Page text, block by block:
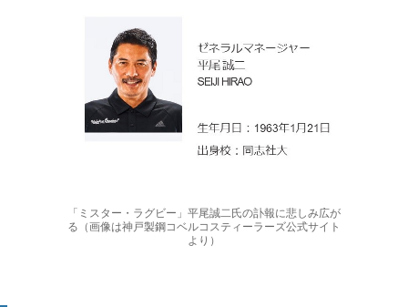
「ミスター・ラグビー」平尾誠二氏の訃報に悲しみ広が
る（画像は神戸製鋼コベルコスティーラーズ公式サイト
より）